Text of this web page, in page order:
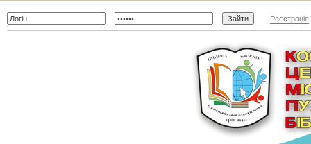
Реєстрація